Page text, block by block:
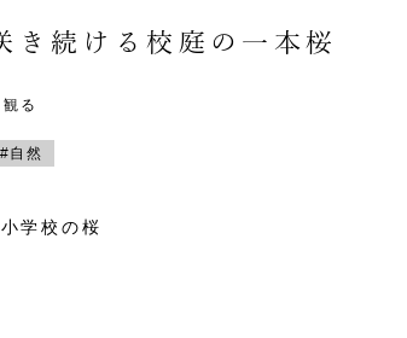
き続ける校庭の一本桜
観る
#自然
学校の桜